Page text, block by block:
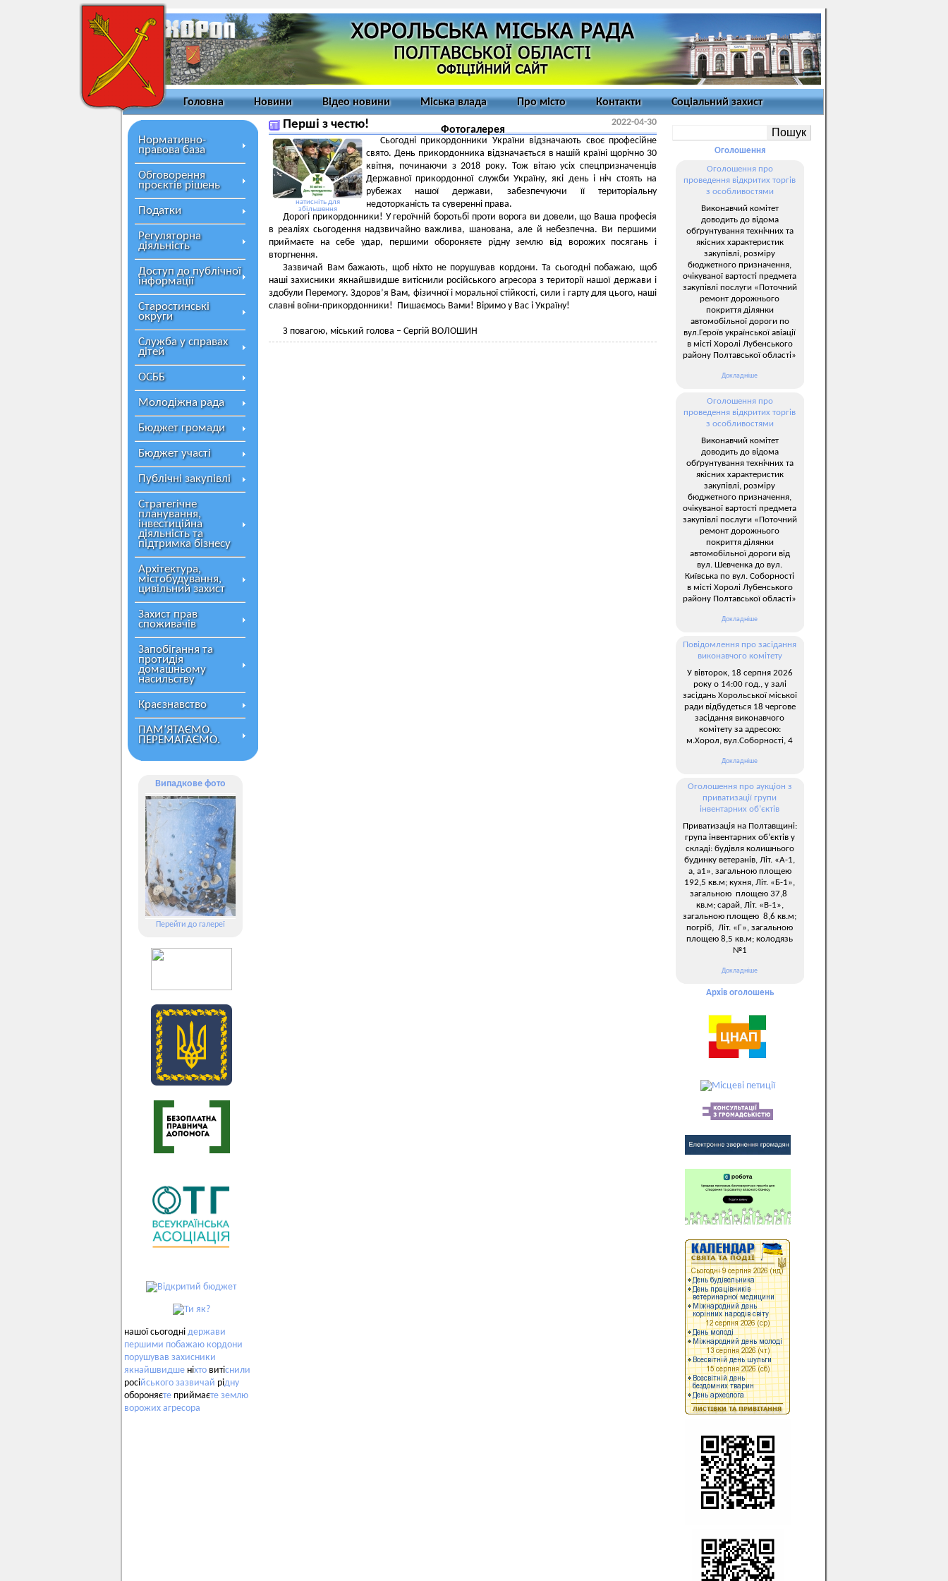
Головна Новини Відео новини Міська влада Про місто Контакти Соціальний захист
Фотогалерея
Нормативно-
правова база
Обговорення
проєктів рішень
Податки
Регуляторна
діяльність
Доступ до публічної
інформації
Старостинські
округи
Служба у справах
дітей
ОСББ
Молодіжна рада
Бюджет громади
Бюджет участі
Публічні закупівлі
Стратегічне
планування,
інвестиційна
діяльність та
підтримка бізнесу
Архітектура,
містобудування,
цивільний захист
Захист прав
споживачів
Запобігання та
протидія
домашньому
насильству
Краєзнавство
ПАМ’ЯТАЄМО.
ПЕРЕМАГАЄМО.
Випадкове фото
Перейти до галереї
нашої сьогодні держави
першими побажаю кордони
порушував захисники
якнайшвидше ніхто витіснили
російського зазвичай рідну
обороняєте приймаєте землю
ворожих агресора
Перші з честю! 2022-04-30
натисніть для
збільшення
Сьогодні прикордонники України відзначають своє професійне
свято. День прикордонника відзначається в нашій країні щорічно 30
квітня, починаючи з 2018 року. Тож вітаю усіх спецпризначенців
Державної прикордонної служби Україну, які день і ніч стоять на
рубежах нашої держави, забезпечуючи її територіальну
недоторканість та суверенні права.
Дорогі прикордонники! У героїчній боротьбі проти ворога ви довели, що Ваша професія
в реаліях сьогодення надзвичайно важлива, шанована, але й небезпечна. Ви першими
приймаєте на себе удар, першими обороняєте рідну землю від ворожих посягань і
вторгнення.
Зазвичай Вам бажають, щоб ніхто не порушував кордони. Та сьогодні побажаю, щоб
наші захисники якнайшвидше витіснили російського агресора з території нашої держави і
здобули Перемогу. Здоров’я Вам, фізичної і моральної стійкості, сили і гарту для цього, наші
славні воїни-прикордонники! Пишаємось Вами! Віримо у Вас і Україну!
З повагою, міський голова – Сергій ВОЛОШИН
Оголошення
Оголошення про
проведення відкритих торгів
з особливостями
Виконавчий комітет
доводить до відома
обґрунтування технічних та
якісних характеристик
закупівлі, розміру
бюджетного призначення,
очікуваної вартості предмета
закупівлі послуги «Поточний
ремонт дорожнього
покриття ділянки
автомобільної дороги по
вул.Героїв української авіації
в місті Хоролі Лубенського
району Полтавської області»
Докладніше
Оголошення про
проведення відкритих торгів
з особливостями
Виконавчий комітет
доводить до відома
обґрунтування технічних та
якісних характеристик
закупівлі, розміру
бюджетного призначення,
очікуваної вартості предмета
закупівлі послуги «Поточний
ремонт дорожнього
покриття ділянки
автомобільної дороги від
вул. Шевченка до вул.
Київська по вул. Соборності
в місті Хоролі Лубенського
району Полтавської області»
Докладніше
Повідомлення про засідання
виконавчого комітету
У вівторок, 18 серпня 2026
року о 14:00 год., у залі
засідань Хорольської міської
ради відбудеться 18 чергове
засідання виконавчого
комітету за адресою:
м.Хорол, вул.Соборності, 4
Докладніше
Оголошення про аукціон з
приватизації групи
інвентарних об’єктів
Приватизація на Полтавщині:
група інвентарних об’єктів у
складі: будівля колишнього
будинку ветеранів, Літ. «А-1,
а, а1», загальною площею
192,5 кв.м; кухня, Літ. «Б-1»,
загальною площею 37,8
кв.м; сарай, Літ. «В-1»,
загальною площею 8,6 кв.м;
погріб, Літ. «Г», загальною
площею 8,5 кв.м; колодязь
№1
Докладніше
Архів оголошень